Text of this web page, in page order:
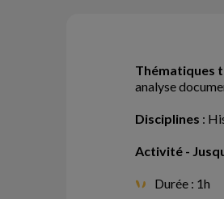
Thématiques
analyse
Disciplines :
Activité -
Durée : 1h